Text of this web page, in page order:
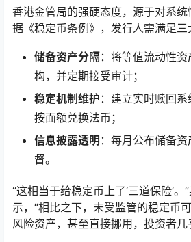
香港金管局的强硬态度，源于对系
据《稳定币条例》，发行人需满足三
储备资产分隔：将等值流动性
构，并定期接受审计；
稳定机制维护 ：建立实时赎回
按面额兑换法币；
信息披露透明 ：每月公布储备
督。
“这相当于给稳定币上了‘三道保险’。
示，“相比之下，未受监管的稳定币
风险资产，甚至直接挪用，投资者几